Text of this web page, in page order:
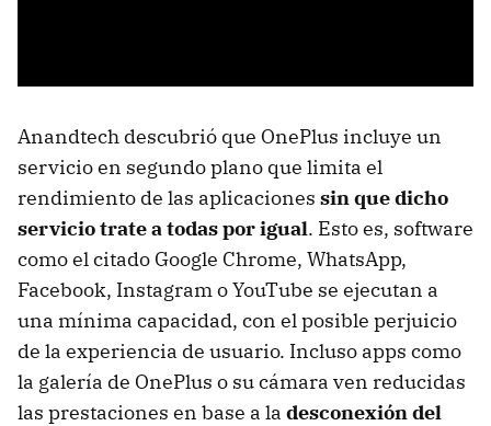
Anandtech descubrió que OnePlus incluye un
servicio en segundo plano que limita el
rendimiento de las aplicaciones sin que dicho
servicio trate a todas por igual. Esto es, software
como el citado Google Chrome, WhatsApp,
Facebook, Instagram o YouTube se ejecutan a
una mínima capacidad, con el posible perjuicio
de la experiencia de usuario. Incluso apps como
la galería de OnePlus o su cámara ven reducidas
las prestaciones en base a la desconexión del